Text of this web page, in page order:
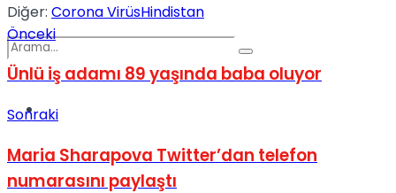
Türkiye
No Result
Diğer: Corona VirüsHindistan
Önceki
Ünlü iş adamı 89 yaşında baba oluyor
Sonraki
Maria Sharapova Twitter’dan telefon
numarasını paylaştı